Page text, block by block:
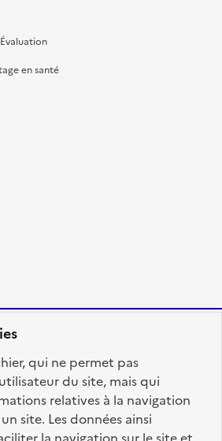
qui ne permet pas
du site, mais qui
relatives à la navigation
site. Les données ainsi
en santé